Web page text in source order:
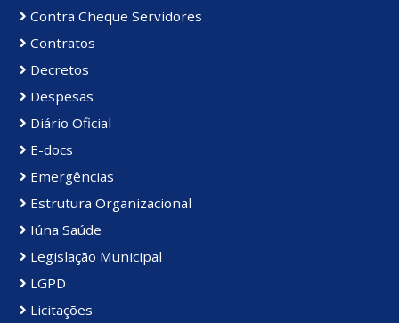
Contra Cheque Servidores
Contratos
Decretos
Despesas
Diário Oficial
E-docs
Emergências
Estrutura Organizacional
Iúna Saúde
Legislação Municipal
LGPD
Licitações